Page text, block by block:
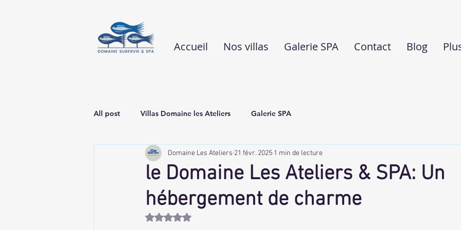
Accueil Nos villas Galerie SPA Contact Blog
All post Villas Domaine les Ateliers Galerie SPA
le Domaine Les Ateliers & SPA: Un
hébergement de charme
Domaine Les Ateliers 21 févr. 2025 1 min de lecture
Noté NaN étoiles sur 5.